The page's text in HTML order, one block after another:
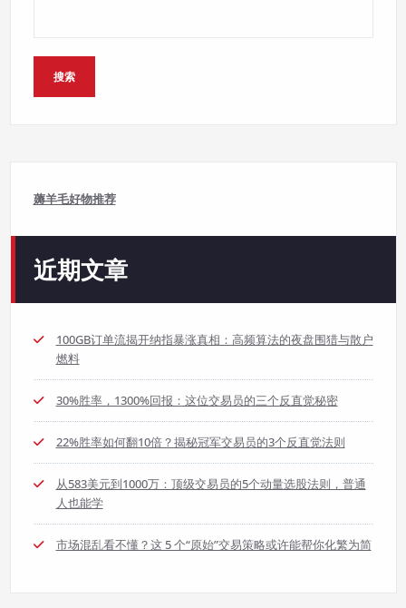
搜索
薅羊毛好物推荐
近期文章
100GB订单流揭开纳指暴涨真相：高频算法的夜盘围猎与散户
燃料
30%胜率，1300%回报：这位交易员的三个反直觉秘密
22%胜率如何翻10倍？揭秘冠军交易员的3个反直觉法则
从583美元到1000万：顶级交易员的5个动量选股法则，普通
人也能学
市场混乱看不懂？这 5 个“原始”交易策略或许能帮你化繁为简